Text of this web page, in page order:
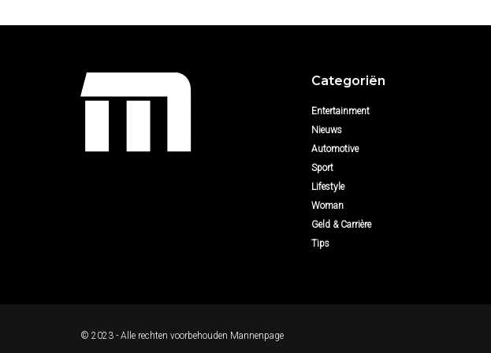
Categoriën
Entertainment
Nieuws
Automotive
Sport
Lifestyle
Woman
Geld & Carrière
Tips
© 2023 - Alle rechten voorbehouden Mannenpage